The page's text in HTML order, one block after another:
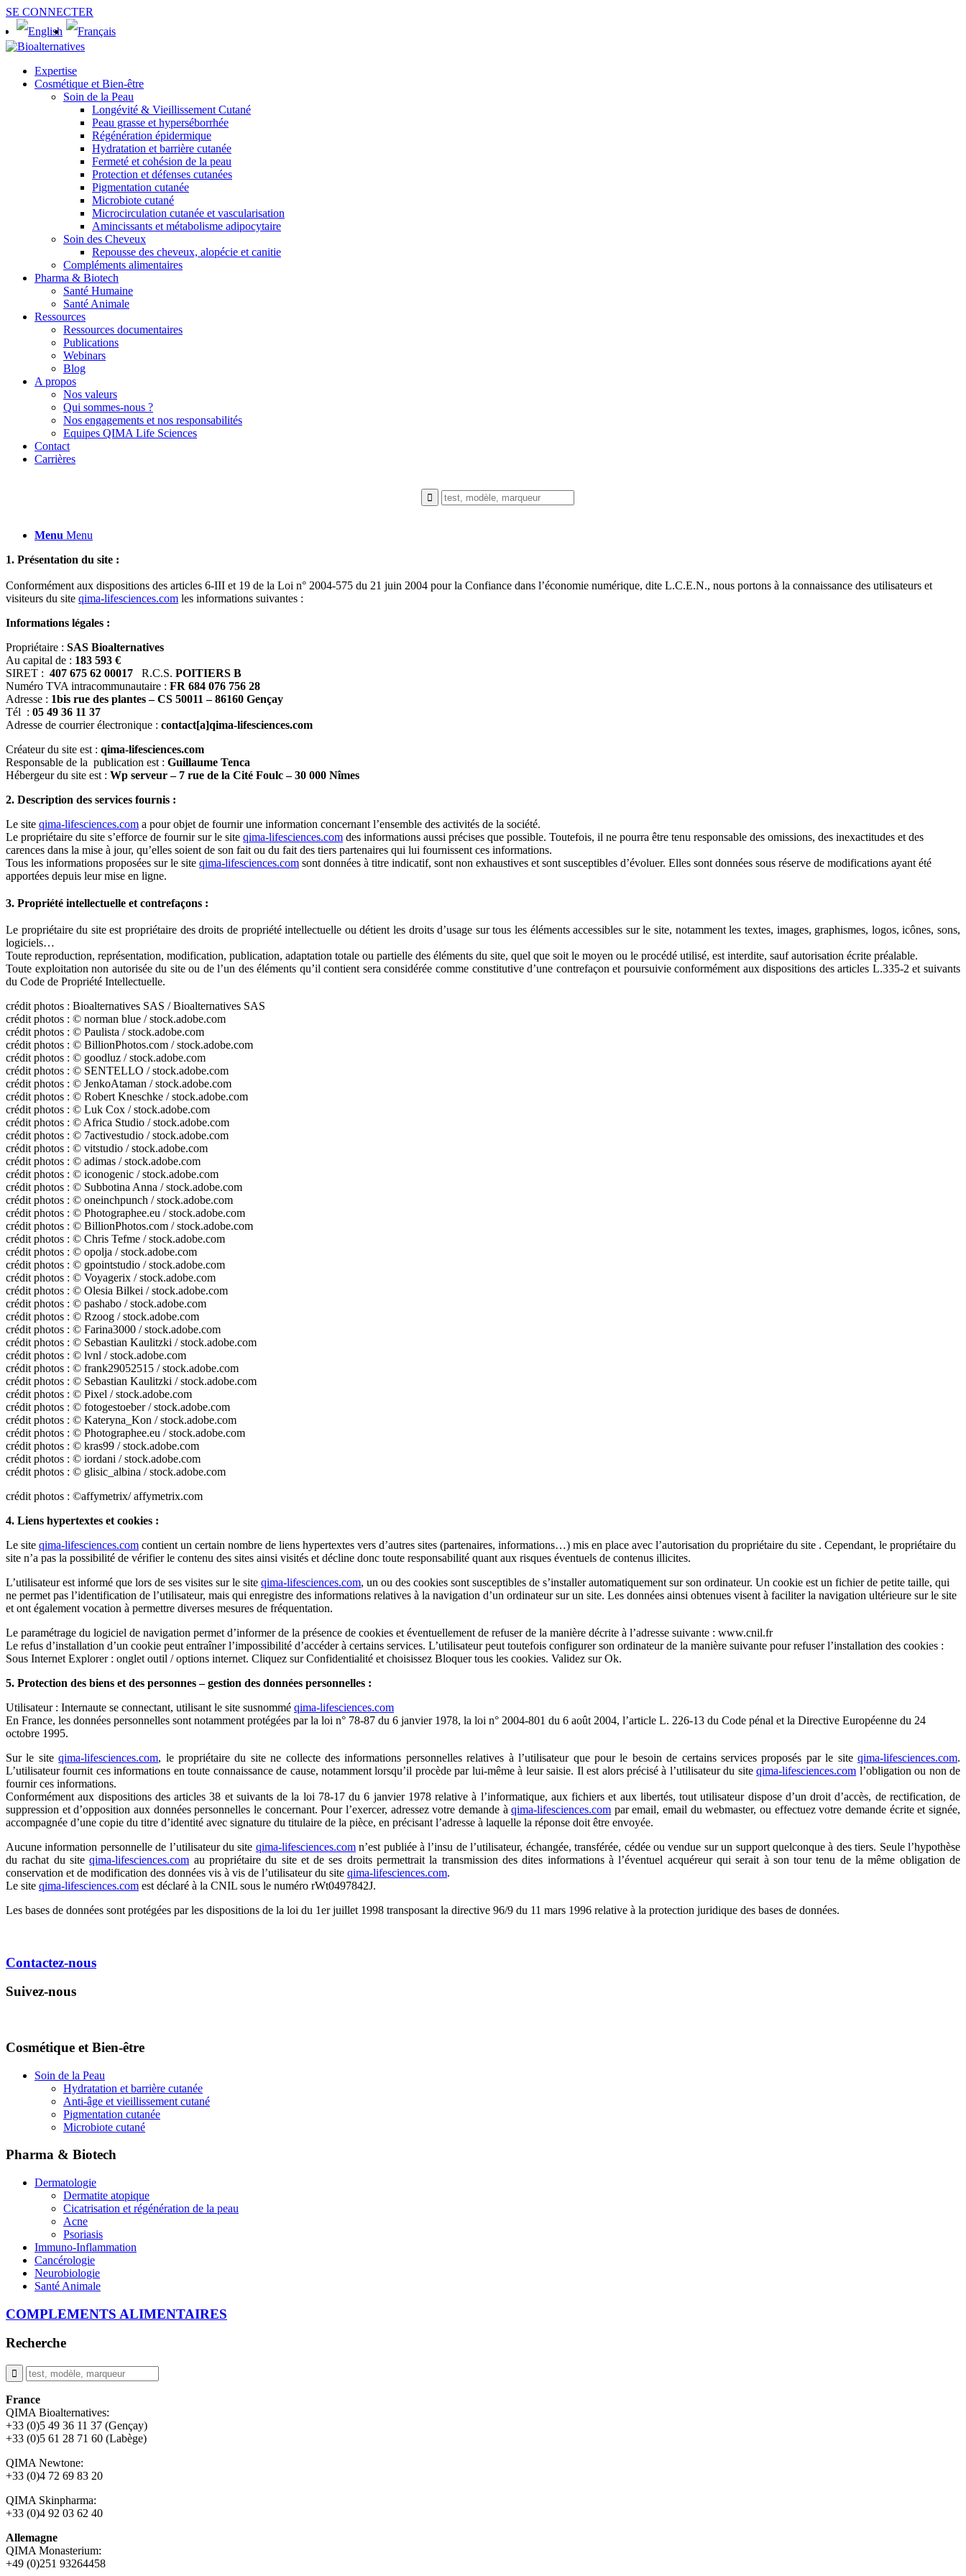
SE CONNECTER
Expertise
Cosmétique et Bien-être
Soin de la Peau
Longévité & Vieillissement Cutané
Peau grasse et hyperséborrhée
Régénération épidermique
Hydratation et barrière cutanée
Fermeté et cohésion de la peau
Protection et défenses cutanées
Pigmentation cutanée
Microbiote cutané
Microcirculation cutanée et vascularisation
Amincissants et métabolisme adipocytaire
Soin des Cheveux
Repousse des cheveux, alopécie et canitie
Compléments alimentaires
Pharma & Biotech
Santé Humaine
Santé Animale
Ressources
Ressources documentaires
Publications
Webinars
Blog
A propos
Nos valeurs
Qui sommes-nous ?
Nos engagements et nos responsabilités
Equipes QIMA Life Sciences
Contact
Carrières
Menu Menu
1. Présentation du site :
Conformément aux dispositions des articles 6-III et 19 de la Loi n° 2004-575 du 21 juin 2004 pour la Confiance dans l’économie numérique, dite L.C.E.N., nous portons à la connaissance des utilisateurs et
visiteurs du site qima-lifesciences.com les informations suivantes :
Informations légales :
Propriétaire : SAS Bioalternatives
Au capital de : 183 593 €
SIRET : 407 675 62 00017 R.C.S. POITIERS B
Numéro TVA intracommunautaire : FR 684 076 756 28
Adresse : 1bis rue des plantes – CS 50011 – 86160 Gençay
Tél : 05 49 36 11 37
Adresse de courrier électronique : contact[a]qima-lifesciences.com
Créateur du site est : qima-lifesciences.com
Responsable de la publication est : Guillaume Tenca
Hébergeur du site est : Wp serveur – 7 rue de la Cité Foulc – 30 000 Nîmes
2. Description des services fournis :
Le site qima-lifesciences.com a pour objet de fournir une information concernant l’ensemble des activités de la société.
Le propriétaire du site s’efforce de fournir sur le site qima-lifesciences.com des informations aussi précises que possible. Toutefois, il ne pourra être tenu responsable des omissions, des inexactitudes et des
carences dans la mise à jour, qu’elles soient de son fait ou du fait des tiers partenaires qui lui fournissent ces informations.
Tous les informations proposées sur le site qima-lifesciences.com sont données à titre indicatif, sont non exhaustives et sont susceptibles d’évoluer. Elles sont données sous réserve de modifications ayant été
apportées depuis leur mise en ligne.
3. Propriété intellectuelle et contrefaçons :
Le propriétaire du site est propriétaire des droits de propriété intellectuelle ou détient les droits d’usage sur tous les éléments accessibles sur le site, notamment les textes, images, graphismes, logos, icônes, sons,
logiciels…
Toute reproduction, représentation, modification, publication, adaptation totale ou partielle des éléments du site, quel que soit le moyen ou le procédé utilisé, est interdite, sauf autorisation écrite préalable.
Toute exploitation non autorisée du site ou de l’un des éléments qu’il contient sera considérée comme constitutive d’une contrefaçon et poursuivie conformément aux dispositions des articles L.335-2 et suivants
du Code de Propriété Intellectuelle.
crédit photos : Bioalternatives SAS / Bioalternatives SAS
crédit photos : © norman blue / stock.adobe.com
crédit photos : © Paulista / stock.adobe.com
crédit photos : © BillionPhotos.com / stock.adobe.com
crédit photos : © goodluz / stock.adobe.com
crédit photos : © SENTELLO / stock.adobe.com
crédit photos : © JenkoAtaman / stock.adobe.com
crédit photos : © Robert Kneschke / stock.adobe.com
crédit photos : © Luk Cox / stock.adobe.com
crédit photos : © Africa Studio / stock.adobe.com
crédit photos : © 7activestudio / stock.adobe.com
crédit photos : © vitstudio / stock.adobe.com
crédit photos : © adimas / stock.adobe.com
crédit photos : © iconogenic / stock.adobe.com
crédit photos : © Subbotina Anna / stock.adobe.com
crédit photos : © oneinchpunch / stock.adobe.com
crédit photos : © Photographee.eu / stock.adobe.com
crédit photos : © BillionPhotos.com / stock.adobe.com
crédit photos : © Chris Tefme / stock.adobe.com
crédit photos : © opolja / stock.adobe.com
crédit photos : © gpointstudio / stock.adobe.com
crédit photos : © Voyagerix / stock.adobe.com
crédit photos : © Olesia Bilkei / stock.adobe.com
crédit photos : © pashabo / stock.adobe.com
crédit photos : © Rzoog / stock.adobe.com
crédit photos : © Farina3000 / stock.adobe.com
crédit photos : © Sebastian Kaulitzki / stock.adobe.com
crédit photos : © lvnl / stock.adobe.com
crédit photos : © frank29052515 / stock.adobe.com
crédit photos : © Sebastian Kaulitzki / stock.adobe.com
crédit photos : © Pixel / stock.adobe.com
crédit photos : © fotogestoeber / stock.adobe.com
crédit photos : © Kateryna_Kon / stock.adobe.com
crédit photos : © Photographee.eu / stock.adobe.com
crédit photos : © kras99 / stock.adobe.com
crédit photos : © iordani / stock.adobe.com
crédit photos : © glisic_albina / stock.adobe.com
crédit photos : ©affymetrix/ affymetrix.com
4. Liens hypertextes et cookies :
Le site qima-lifesciences.com contient un certain nombre de liens hypertextes vers d’autres sites (partenaires, informations…) mis en place avec l’autorisation du propriétaire du site . Cependant, le propriétaire du
site n’a pas la possibilité de vérifier le contenu des sites ainsi visités et décline donc toute responsabilité quant aux risques éventuels de contenus illicites.
L’utilisateur est informé que lors de ses visites sur le site qima-lifesciences.com, un ou des cookies sont susceptibles de s’installer automatiquement sur son ordinateur. Un cookie est un fichier de petite taille, qui
ne permet pas l’identification de l’utilisateur, mais qui enregistre des informations relatives à la navigation d’un ordinateur sur un site. Les données ainsi obtenues visent à faciliter la navigation ultérieure sur le site
et ont également vocation à permettre diverses mesures de fréquentation.
Le paramétrage du logiciel de navigation permet d’informer de la présence de cookies et éventuellement de refuser de la manière décrite à l’adresse suivante : www.cnil.fr
Le refus d’installation d’un cookie peut entraîner l’impossibilité d’accéder à certains services. L’utilisateur peut toutefois configurer son ordinateur de la manière suivante pour refuser l’installation des cookies :
Sous Internet Explorer : onglet outil / options internet. Cliquez sur Confidentialité et choisissez Bloquer tous les cookies. Validez sur Ok.
5. Protection des biens et des personnes – gestion des données personnelles :
Utilisateur : Internaute se connectant, utilisant le site susnommé qima-lifesciences.com
En France, les données personnelles sont notamment protégées par la loi n° 78-87 du 6 janvier 1978, la loi n° 2004-801 du 6 août 2004, l’article L. 226-13 du Code pénal et la Directive Européenne du 24
octobre 1995.
Sur le siteqima-lifesciences.com, le propriétaire du site ne collecte des informations personnelles relatives à l’utilisateur que pour le besoin de certains services proposés par le siteqima-lifesciences.com.
L’utilisateur fournit ces informations en toute connaissance de cause, notamment lorsqu’il procède par lui-même à leur saisie. Il est alors précisé à l’utilisateur du siteqima-lifesciences.com l’obligation ou non de
fournir ces informations.
Conformément aux dispositions des articles 38 et suivants de la loi 78-17 du 6 janvier 1978 relative à l’informatique, aux fichiers et aux libertés, tout utilisateur dispose d’un droit d’accès, de rectification, de
suppression et d’opposition aux données personnelles le concernant. Pour l’exercer, adressez votre demande àqima-lifesciences.com par email, email du webmaster, ou effectuez votre demande écrite et signée,
accompagnée d’une copie du titre d’identité avec signature du titulaire de la pièce, en précisant l’adresse à laquelle la réponse doit être envoyée.
Aucune information personnelle de l’utilisateur du site qima-lifesciences.comn’est publiée à l’insu de l’utilisateur, échangée, transférée, cédée ou vendue sur un support quelconque à des tiers. Seule l’hypothèse
du rachat du siteqima-lifesciences.com au propriétaire du site et de ses droits permettrait la transmission des dites informations à l’éventuel acquéreur qui serait à son tour tenu de la même obligation de
conservation et de modification des données vis à vis de l’utilisateur du site qima-lifesciences.com.
Le site qima-lifesciences.com est déclaré à la CNIL sous le numéro rWt0497842J.
Les bases de données sont protégées par les dispositions de la loi du 1er juillet 1998 transposant la directive 96/9 du 11 mars 1996 relative à la protection juridique des bases de données.
Contactez-nous
Suivez-nous
Cosmétique et Bien-être
Soin de la Peau
Hydratation et barrière cutanée
Anti-âge et vieillissement cutané
Pigmentation cutanée
Microbiote cutané
Pharma & Biotech
Dermatologie
Dermatite atopique
Cicatrisation et régénération de la peau
Acne
Psoriasis
Immuno-Inflammation
Cancérologie
Neurobiologie
Santé Animale
COMPLEMENTS ALIMENTAIRES
Recherche
France
QIMA Bioalternatives:
+33 (0)5 49 36 11 37 (Gençay)
+33 (0)5 61 28 71 60 (Labège)
QIMA Newtone:
+33 (0)4 72 69 83 20
QIMA Skinpharma:
+33 (0)4 92 03 62 40
Allemagne
QIMA Monasterium:
+49 (0)251 93264458